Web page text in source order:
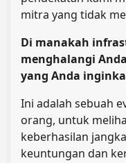
mitra yang tidak
Di manakah
menghalangi
yang Anda
Ini adalah sebuah
orang, untuk
keberhasilan
keuntungan dan